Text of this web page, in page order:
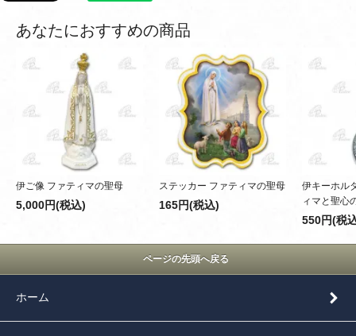
あなたにおすすめの商品
伊ご像 ファティマの聖母
5,000円(税込)
ステッカー ファティマの聖母
165円(税込)
伊キーホル
ィマと聖心
550円(税
ページの先頭へ戻る
ホーム